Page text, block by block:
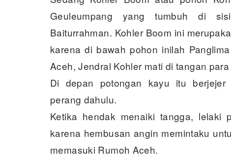
Geuleumpang yang tumbuh di
Baiturrahman. Kohler Boom ini
karena di bawah pohon inilah
Aceh, Jendral Kohler mati di tangan
Di depan potongan kayu itu berjejer
perang dahulu.
Ketika hendak menaiki tangga, lelaki
karena hembusan angin memintaku
memasuki Rumoh Aceh.